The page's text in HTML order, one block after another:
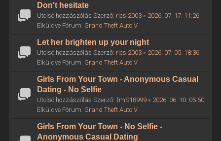
Don't hesitate
Utolsó hozzászólás Szerző: ricsi2003« 2026. 07. 17. 11:26
Elküldve Fórum: Grand Theft Auto V
Let her brighten up your night
Utolsó hozzászólás Szerző: ricsi2003« 2026. 07. 05. 18:36
Elküldve Fórum: Grand Theft Auto V
Girls From Your Town - Anonymous Casual
Dating - No Selfie
Utolsó hozzászólás Szerző: TmS18999« 2026. 06. 10. 05:50
Elküldve Fórum: Grand Theft Auto V
Girls From Your Town - No Selfie -
Anonymous Casual Dating